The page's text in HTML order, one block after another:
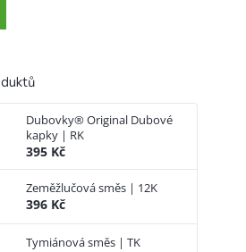
Dubovky® Original Dubové
kapky | RK
395 Kč
Zeměžlučová směs | 12K
396 Kč
Tymiánová směs | TK